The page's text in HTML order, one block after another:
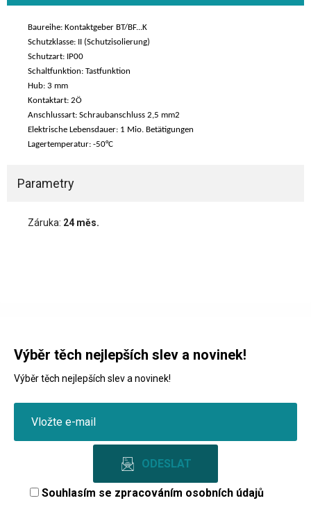
Baureihe: Kontaktgeber BT/BF...K
Schutzklasse: II (Schutzisolierung)
Schutzart: IP00
Schaltfunktion: Tastfunktion
Hub: 3 mm
Kontaktart: 2Ö
Anschlussart: Schraubanschluss 2,5 mm2
Elektrische Lebensdauer: 1 Mio. Betätigungen
Lagertemperatur: -50°C
Parametry
Záruka: 24 měs.
Výběr těch nejlepších slev a novinek!
Výběr těch nejlepších slev a novinek!
Souhlasím se zpracováním osobních údajů